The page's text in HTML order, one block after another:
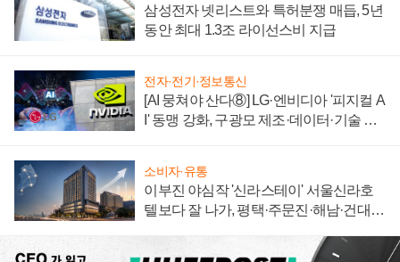
삼성전자 넷리스트와 특허분쟁 매듭, 5년
동안 최대 1.3조 라이선스비 지급
전자·전기·정보통신
[AI 뭉쳐야 산다⑧] LG·엔비디아 '피지컬 A
I' 동맹 강화, 구광모 제조·데이터·기술 결
소비자·유통
이부진 야심작 '신라스테이' 서울신라호
텔보다 잘 나가, 평택·주문진·해남·건대로